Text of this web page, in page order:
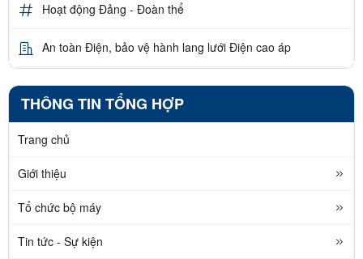
Hoạt động Đảng - Đoàn thể
An toàn Điện, bảo vệ hành lang lưới Điện cao áp
THÔNG TIN TỔNG HỢP
Trang chủ
Giới thiệu
Tổ chức bộ máy
Tin tức - Sự kiện